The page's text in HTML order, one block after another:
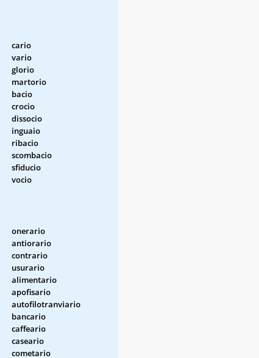
cario
vario
glorio
martorio
bacio
crocio
dissocio
inguaio
ribacio
scombacio
sfiducio
vocio
onerario
antiorario
contrario
usurario
alimentario
apofisario
autofilotranviario
bancario
caffeario
caseario
cometario